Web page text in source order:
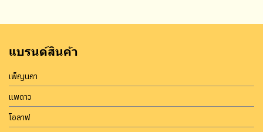
แบรนด์สินค้า
เพ็ญนภา
แพดาว
โอลาฟ